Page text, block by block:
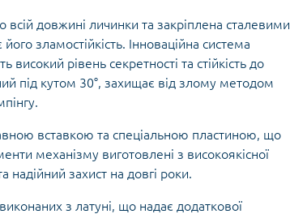
довжині личинки та закріплена сталевими
зламостійкість. Інноваційна система
рівень секретності та стійкість до
під кутом 30°, захищає від злому методом
вставкою та спеціальною пластиною, що
механізму виготовлені з високоякісної
надійний захист на довгі роки.
з латуні, що надає додаткової